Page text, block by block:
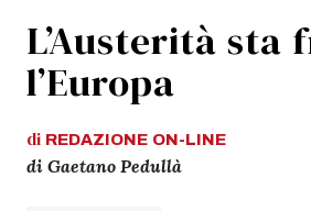
L’Austerità sta
l’Europa
di REDAZIONE ON-LINE
di Gaetano Pedullà